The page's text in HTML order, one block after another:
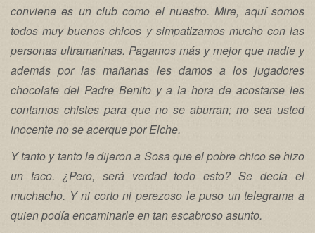
conviene es un club como el nuestro. Mire, aquí somos
todos muy buenos chicos y simpatizamos mucho con las
personas ultramarinas. Pagamos más y mejor que nadie y
además por las mañanas les damos a los jugadores
chocolate del Padre Benito y a la hora de acostarse les
contamos chistes para que no se aburran; no sea usted
inocente no se acerque por Elche.
Y tanto y tanto le dijeron a Sosa que el pobre chico se hizo
un taco. ¿Pero, será verdad todo esto? Se decía el
muchacho. Y ni corto ni perezoso le puso un telegrama a
quien podía encaminarle en tan escabroso asunto.